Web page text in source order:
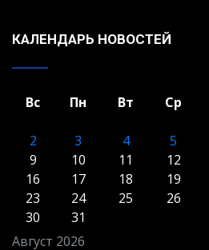
КАЛЕНДАРЬ НОВОСТЕЙ
Август 2026
Вс Пн Вт Ср
2
3 4 5
9
10 11 12
16
17 18 19
23
24 25 26
30
31